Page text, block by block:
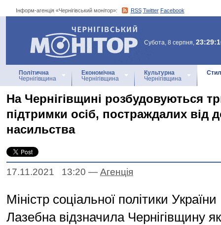
Інформ-агенція «Чернігівський монітор»: RSS Twitter Facebook
Інформ-агенція
«Чернігівський монітор»
Субота, 8 серпня,
Політична
Чернігівщина
Економічна
Чернігівщина
Культурна
Чернігівщина
На Чернігівщині розбудовуються
підтримки осіб, постраждалих від
насильства
17.11.2021 13:20 — Агенцiя
Міністр соціальної політики
Лазебна відзначила Чернігівщину